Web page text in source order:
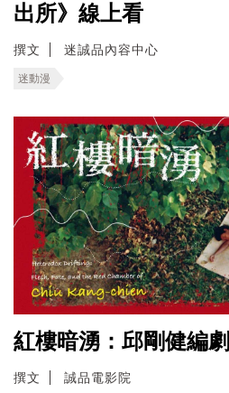
出所》線上看
撰文 迷誠品內容中心
迷動漫
紅樓暗湧：邱剛健編
撰文 誠品電影院